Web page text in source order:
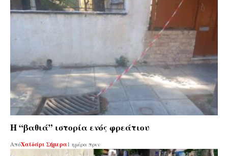
Η “βαθιά” ιστορία ενός φρεάτιου
ΑπόΧαϊδάρι Σήμερα1 ημέρα πριν